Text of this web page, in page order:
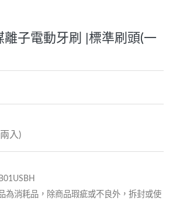
離子電動牙刷 |標準刷頭(一
入)
為消耗品，除商品瑕疵或不良外，拆封或使